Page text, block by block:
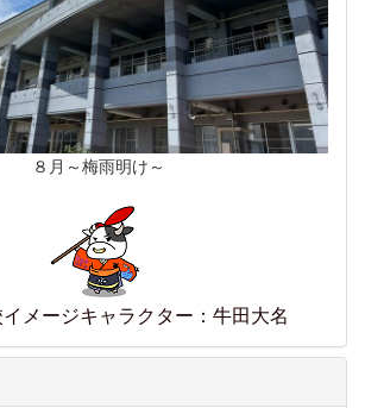
８月～梅雨明け～
メージキャラクター：牛田大名